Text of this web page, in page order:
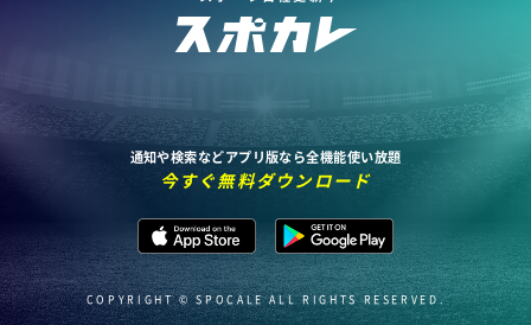
通知や検索などアプリ版なら全機能使い放題
今すぐ無料ダウンロード
COPYRIGHT © SPOCALE ALL RIGHTS RESERVED.